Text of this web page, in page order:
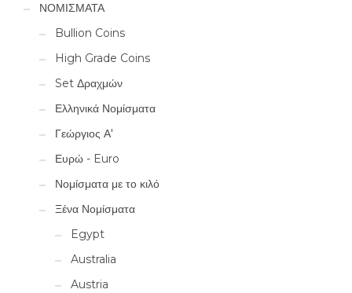
ΝΟΜΙΣΜΑΤΑ
Bullion Coins
High Grade Coins
Set Δραχμών
Ελληνικά Νομίσματα
Γεώργιος Α'
Ευρώ - Euro
Νομίσματα με το κιλό
Ξένα Νομίσματα
Egypt
Australia
Austria